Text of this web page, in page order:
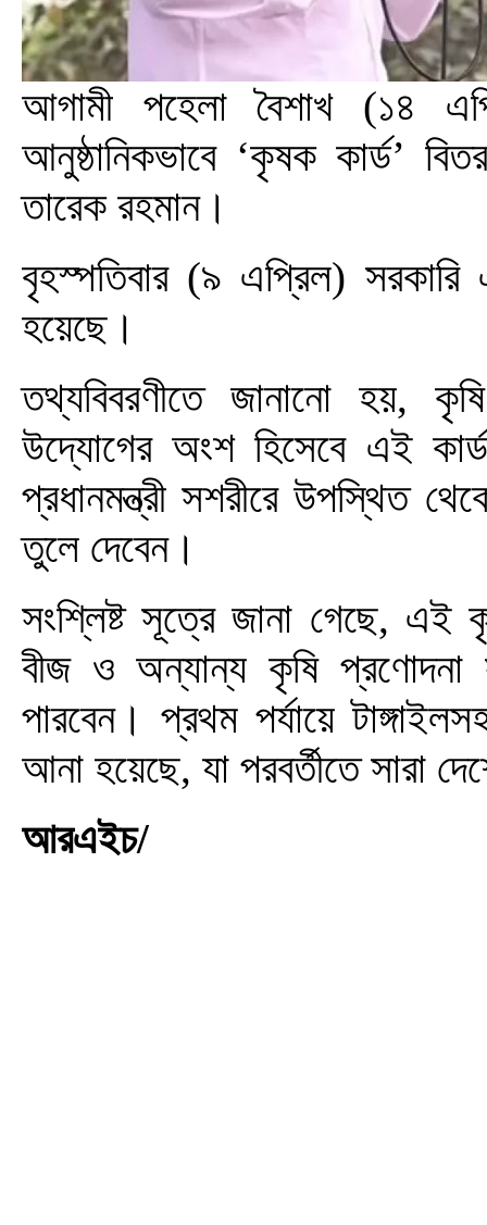
আগামী পহেলা বৈশাখ (১৪
আনুষ্ঠানিকভাবে ‘কৃষক কার্ড’
তারেক রহমান।
বৃহস্পতিবার (৯ এপ্রিল)
হয়েছে।
তথ্যবিবরণীতে জানানো হয়,
উদ্যোগের অংশ হিসেবে এই
প্রধানমন্ত্রী সশরীরে উপস্থিত
তুলে দেবেন।
সংশ্লিষ্ট সূত্রে জানা গেছে, এই
বীজ ও অন্যান্য কৃষি প্রণোদনা
পারবেন। প্রথম পর্যায়ে
আনা হয়েছে, যা পরবর্তীতে সারা
আরএইচ/